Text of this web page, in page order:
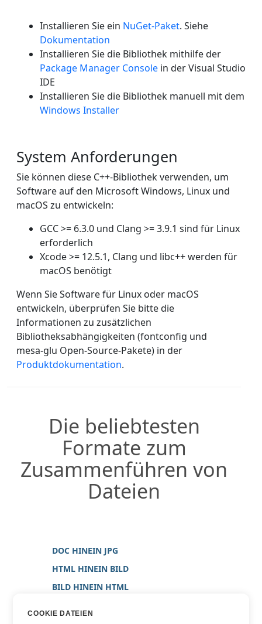
Installieren Sie ein NuGet-Paket. Siehe
Dokumentation
Installieren Sie die Bibliothek mithilfe der
Package Manager Console in der Visual Studio
IDE
Installieren Sie die Bibliothek manuell mit dem
Windows Installer
System Anforderungen
Sie können diese C++-Bibliothek verwenden, um
Software auf den Microsoft Windows, Linux und
macOS zu entwickeln:
GCC >= 6.3.0 und Clang >= 3.9.1 sind für Linux
erforderlich
Xcode >= 12.5.1, Clang und libc++ werden für
macOS benötigt
Wenn Sie Software für Linux oder macOS
entwickeln, überprüfen Sie bitte die
Informationen zu zusätzlichen
Bibliotheksabhängigkeiten (fontconfig und
mesa-glu Open-Source-Pakete) in der
Produktdokumentation.
Die beliebtesten
Formate zum
Zusammenführen von
Dateien
DOC HINEIN JPG
HTML HINEIN BILD
BILD HINEIN HTML
COOKIE DATEIEN